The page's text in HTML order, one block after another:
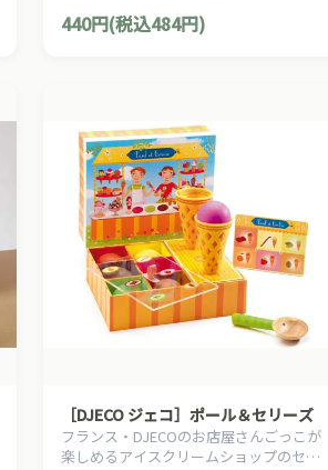
440円(税込484円)
［DJECO ジェコ］ポール＆セリーズ
フランス・DJECOのお店屋さんごっこが
楽しめるアイスクリームショップのセッ